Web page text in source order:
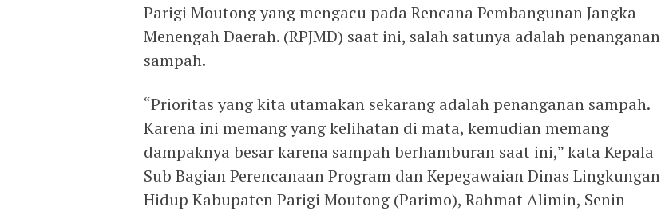
Parigi Moutong yang mengacu pada Rencana Pembangunan Jangka
Menengah Daerah. (RPJMD) saat ini, salah satunya adalah penanganan
sampah.
“Prioritas yang kita utamakan sekarang adalah penanganan sampah.
Karena ini memang yang kelihatan di mata, kemudian memang
dampaknya besar karena sampah berhamburan saat ini,” kata Kepala
Sub Bagian Perencanaan Program dan Kepegawaian Dinas Lingkungan
Hidup Kabupaten Parigi Moutong (Parimo), Rahmat Alimin, Senin